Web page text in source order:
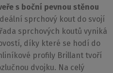
s boční pevnou stěnou
sprchový kout do svojí
sprchových koutů vyniká
díky které se hodí do
profily Brillant tvoří
dvojku. Na celý